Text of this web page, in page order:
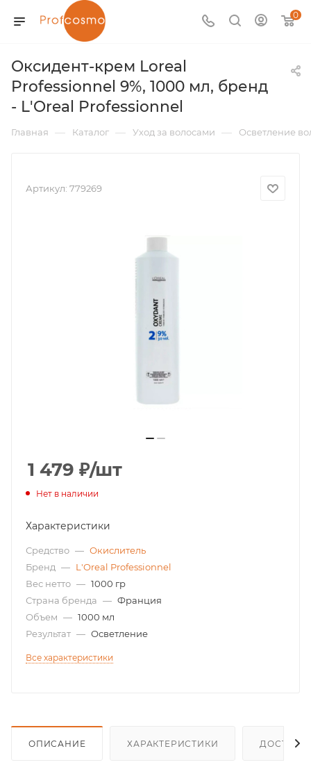
0
Оксидент-крем Loreal
Professionnel 9%, 1000 мл, бренд
- L'Oreal Professionnel
Главная — Каталог — Уход за волосами — Осветление
Артикул: 779269
1 479 ₽/шт
Нет в наличии
Характеристики
Средство — Окислитель
Бренд — L'Oreal Professionnel
Вес нетто — 1000 гр
Страна бренда — Франция
Объем — 1000 мл
Результат — Осветление
Все характеристики
ОПИСАНИЕ ХАРАКТЕРИСТИКИ